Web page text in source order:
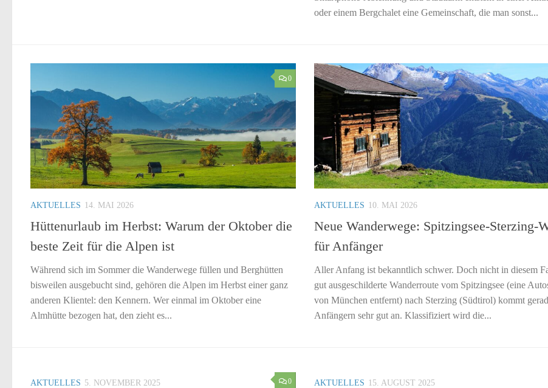
oder einem Bergchalet eine Gemeinschaft, die man sonst...
0
AKTUELLES 14. MAI 2026
Hüttenurlaub im Herbst: Warum der Oktober die
beste Zeit für die Alpen ist
Während sich im Sommer die Wanderwege füllen und Berghütten
bisweilen ausgebucht sind, gehören die Alpen im Herbst einer ganz
anderen Klientel: den Kennern. Wer einmal im Oktober eine
Almhütte bezogen hat, den zieht es...
AKTUELLES 10. MAI 2026
Neue Wanderwege: Spitzingsee-Sterzing-
für Anfänger
Aller Anfang ist bekanntlich schwer. Doch nicht in diesem
gut ausgeschilderte Wanderroute vom Spitzingsee (eine
von München entfernt) nach Sterzing (Südtirol) kommt
Anfängern sehr gut an. Klassifiziert wird die...
0
AKTUELLES 5. NOVEMBER 2025 AKTUELLES 15. AUGUST 2025